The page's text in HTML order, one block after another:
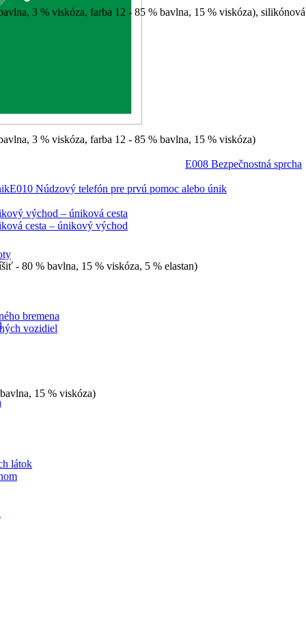
E008 Bezpečnostná sprcha
E010 Núdzový telefón pre prvú pomoc alebo únik
východ – úniková cesta
cesta – únikový východ
bremena
vozidiel
látok
3 % viskóza, farba 12 - 85 % bavlna, 15 % viskóza),
3 % viskóza, farba 12 - 85 % bavlna, 15 % viskóza)
- 80 % bavlna, 15 % viskóza, 5 % elastan)
15 % viskóza)